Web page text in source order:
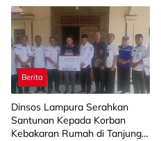
Berita
Dinsos Lampura Serahkan
Santunan Kepada Korban
Kebakaran Rumah di Tanjung